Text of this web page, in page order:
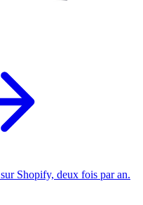
Shopify, deux fois par an.